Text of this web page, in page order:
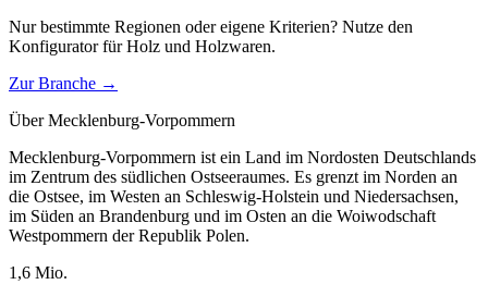
Nur bestimmte Regionen oder eigene Kriterien? Nutze den
Konfigurator fürHolz und Holzwaren.
Zur Branche →
ÜberMecklenburg-Vorpommern
Mecklenburg-Vorpommern ist ein Land im Nordosten Deutschlands
im Zentrum des südlichen Ostseeraumes. Es grenzt im Norden an
die Ostsee, im Westen an Schleswig-Holstein und Niedersachsen,
im Süden an Brandenburg und im Osten an die Woiwodschaft
Westpommern der Republik Polen.
1,6 Mio.